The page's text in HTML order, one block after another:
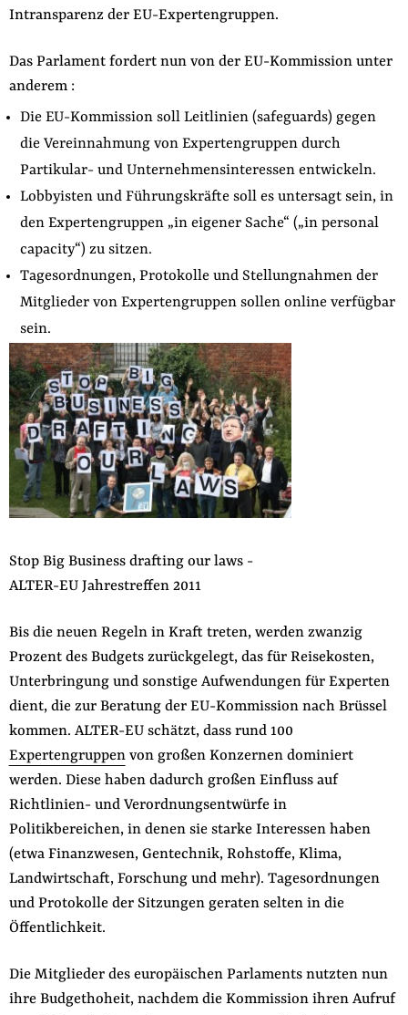
Intransparenz der EU-Expertengruppen.
Das Parlament fordert nun von der EU-Kommission unter
anderem :
Die EU-Kommission soll Leitlinien (safeguards) gegen
die Vereinnahmung von Expertengruppen durch
Partikular- und Unternehmensinteressen entwickeln.
Lobbyisten und Führungskräfte soll es untersagt sein, in
den Expertengruppen „in eigener Sache“ („in personal
capacity“) zu sitzen.
Tagesordnungen, Protokolle und Stellungnahmen der
Mitglieder von Expertengruppen sollen online verfügbar
sein.
Stop Big Business drafting our laws -
ALTER-EU Jahrestreffen 2011
Bis die neuen Regeln in Kraft treten, werden zwanzig
Prozent des Budgets zurückgelegt, das für Reisekosten,
Unterbringung und sonstige Aufwendungen für Experten
dient, die zur Beratung der EU-Kommission nach Brüssel
kommen. ALTER-EU schätzt, dass rund 100
Expertengruppenvon großen Konzernen dominiert
werden. Diese haben dadurch großen Einfluss auf
Richtlinien- und Verordnungsentwürfe in
Politikbereichen, in denen sie starke Interessen haben
(etwa Finanzwesen, Gentechnik, Rohstoffe, Klima,
Landwirtschaft, Forschung und mehr). Tagesordnungen
und Protokolle der Sitzungen geraten selten in die
Öffentlichkeit.
Die Mitglieder des europäischen Parlaments nutzten nun
ihre Budgethoheit, nachdem die Kommission ihren Aufruf